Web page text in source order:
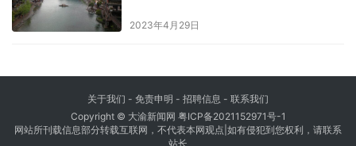
2023年4月29日
关于我们 - 免责申明 - 招聘信息 - 联系我们
Copyright © 大渝新闻网 粤ICP备2021152971号-1
网站所刊载信息部分转载互联网，不代表本网观点|如有侵犯到您权利，请联系
站长